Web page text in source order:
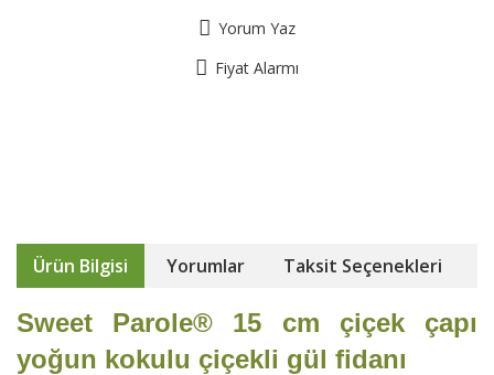
Yorum Yaz
Fiyat Alarmı
Ürün Bilgisi Yorumlar Taksit Seçenekleri
Sweet Parole® 15 cm çiçek çapı
yoğun kokulu çiçekli gül fidanı